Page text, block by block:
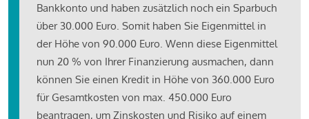
Bankkonto und haben zusätzlich noch ein Sparbuch
über 30.000 Euro. Somit haben Sie Eigenmittel in
der Höhe von 90.000 Euro. Wenn diese Eigenmittel
nun 20 % von Ihrer Finanzierung ausmachen, dann
können Sie einen Kredit in Höhe von 360.000 Euro
für Gesamtkosten von max. 450.000 Euro
beantragen, um Zinskosten und Risiko auf einem